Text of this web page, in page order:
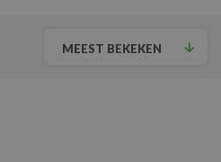
MEEST BEKEKEN